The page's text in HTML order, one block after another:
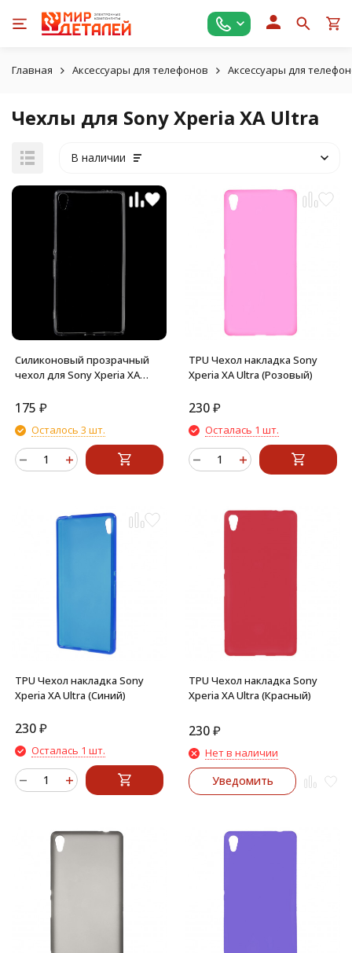
Главная Аксессуары для телефонов Аксессуары для
Чехлы для Sony Xperia XA Ultra
В наличии
Силиконовый прозрачный
чехол для Sony Xperia XA
175 ₽
Осталось 3 шт.
TPU Чехол накладка Sony
Xperia XA Ultra (Розовый)
230₽
Осталась 1 шт.
TPU Чехол накладка Sony
Xperia XA Ultra (Синий)
230₽
Осталась 1 шт.
TPU Чехол накладка Sony
Xperia XA Ultra (Красный)
230₽
Нет в наличии
Уведомить